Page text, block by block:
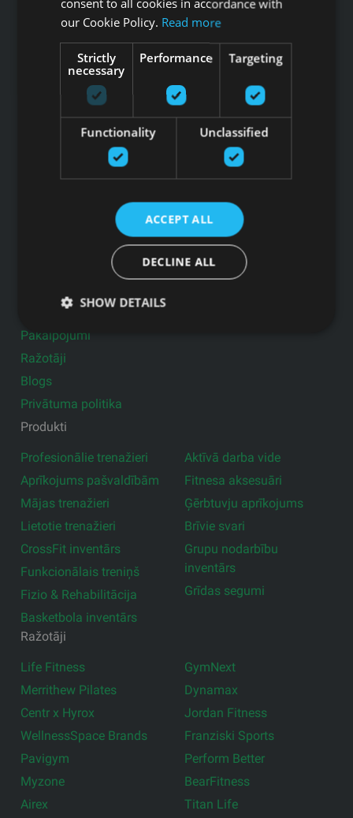
Tālrunis: +371 67 99 40 44
info@gfitness.lv
Juridiskā adrese: Ezermalas iela 6 k-3, Rīga, LV-1006
Reģ.Nr. 44103017158 PVN Nr. LV44103017158
A/S SEB Banka LV92UNLA0004007467819 , SWIFT: UNLALV2X
GFITNESS JAUNUMI TAVĀ E-PASTĀ
Pieteikties jaunumiem
Pakalpojumi
Ražotāji
Blogs
Privātuma politika
Produkti
Profesionālie trenažieri
Aprīkojums pašvaldībām
Mājas trenažieri
Lietotie trenažieri
CrossFit inventārs
Funkcionālais treniņš
Fizio & Rehabilitācija
Basketbola inventārs
Aktīvā darba vide
Fitnesa aksesuāri
Ģērbtuvju aprīkojums
Brīvie svari
Grupu nodarbību
inventārs
Grīdas segumi
Ražotāji
Life Fitness
Merrithew Pilates
Centr x Hyrox
WellnessSpace Brands
Pavigym
Myzone
Airex
GymNext
Dynamax
Jordan Fitness
Franziski Sports
Perform Better
BearFitness
Titan Life
consent to all cookies in accordance with
our Cookie Policy. Read more
Strictly
necessary
Performance Targeting
Functionality Unclassified
ACCEPT ALL
DECLINE ALL
SHOW DETAILS